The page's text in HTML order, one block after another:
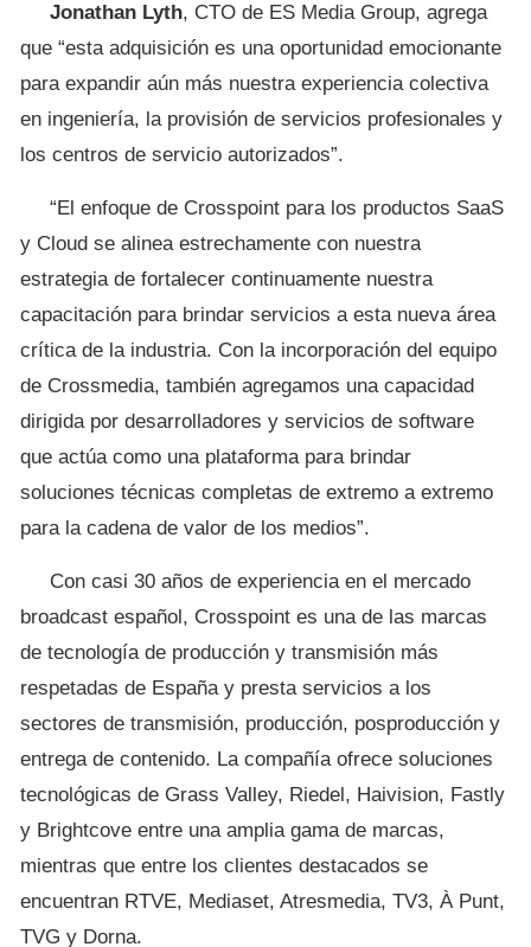
Jonathan Lyth, CTO de ES Media Group, agrega
que “esta adquisición es una oportunidad emocionante
para expandir aún más nuestra experiencia colectiva
en ingeniería, la provisión de servicios profesionales y
los centros de servicio autorizados”.
“El enfoque de Crosspoint para los productos SaaS
y Cloud se alinea estrechamente con nuestra
estrategia de fortalecer continuamente nuestra
capacitación para brindar servicios a esta nueva área
crítica de la industria. Con la incorporación del equipo
de Crossmedia, también agregamos una capacidad
dirigida por desarrolladores y servicios de software
que actúa como una plataforma para brindar
soluciones técnicas completas de extremo a extremo
para la cadena de valor de los medios”.
Con casi 30 años de experiencia en el mercado
broadcast español, Crosspoint es una de las marcas
de tecnología de producción y transmisión más
respetadas de España y presta servicios a los
sectores de transmisión, producción, posproducción y
entrega de contenido. La compañía ofrece soluciones
tecnológicas de Grass Valley, Riedel, Haivision, Fastly
y Brightcove entre una amplia gama de marcas,
mientras que entre los clientes destacados se
encuentran RTVE, Mediaset, Atresmedia, TV3, À Punt,
TVG y Dorna.